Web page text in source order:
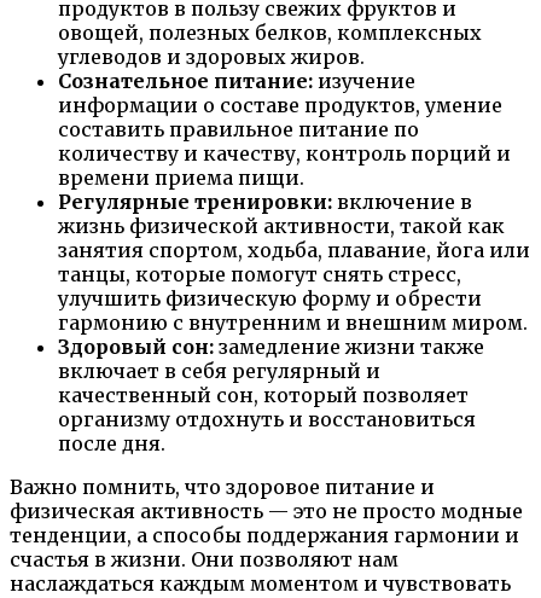
продуктов в пользу свежих фруктов и
овощей, полезных белков, комплексных
углеводов и здоровых жиров.
Сознательное питание: изучение
информации о составе продуктов, умение
составить правильное питание по
количеству и качеству, контроль порций и
времени приема пищи.
Регулярные тренировки: включение в
жизнь физической активности, такой как
занятия спортом, ходьба, плавание, йога или
танцы, которые помогут снять стресс,
улучшить физическую форму и обрести
гармонию с внутренним и внешним миром.
Здоровый сон: замедление жизни также
включает в себя регулярный и
качественный сон, который позволяет
организму отдохнуть и восстановиться
после дня.
Важно помнить, что здоровое питание и
физическая активность — это не просто модные
тенденции, а способы поддержания гармонии и
счастья в жизни. Они позволяют нам
наслаждаться каждым моментом и чувствовать